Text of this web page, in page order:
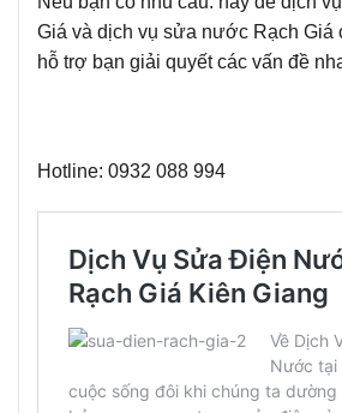
Giá và dịch vụ sửa nước Rạch Giá
hỗ trợ bạn giải quyết các vấn đề
Hotline: 0932 088 994